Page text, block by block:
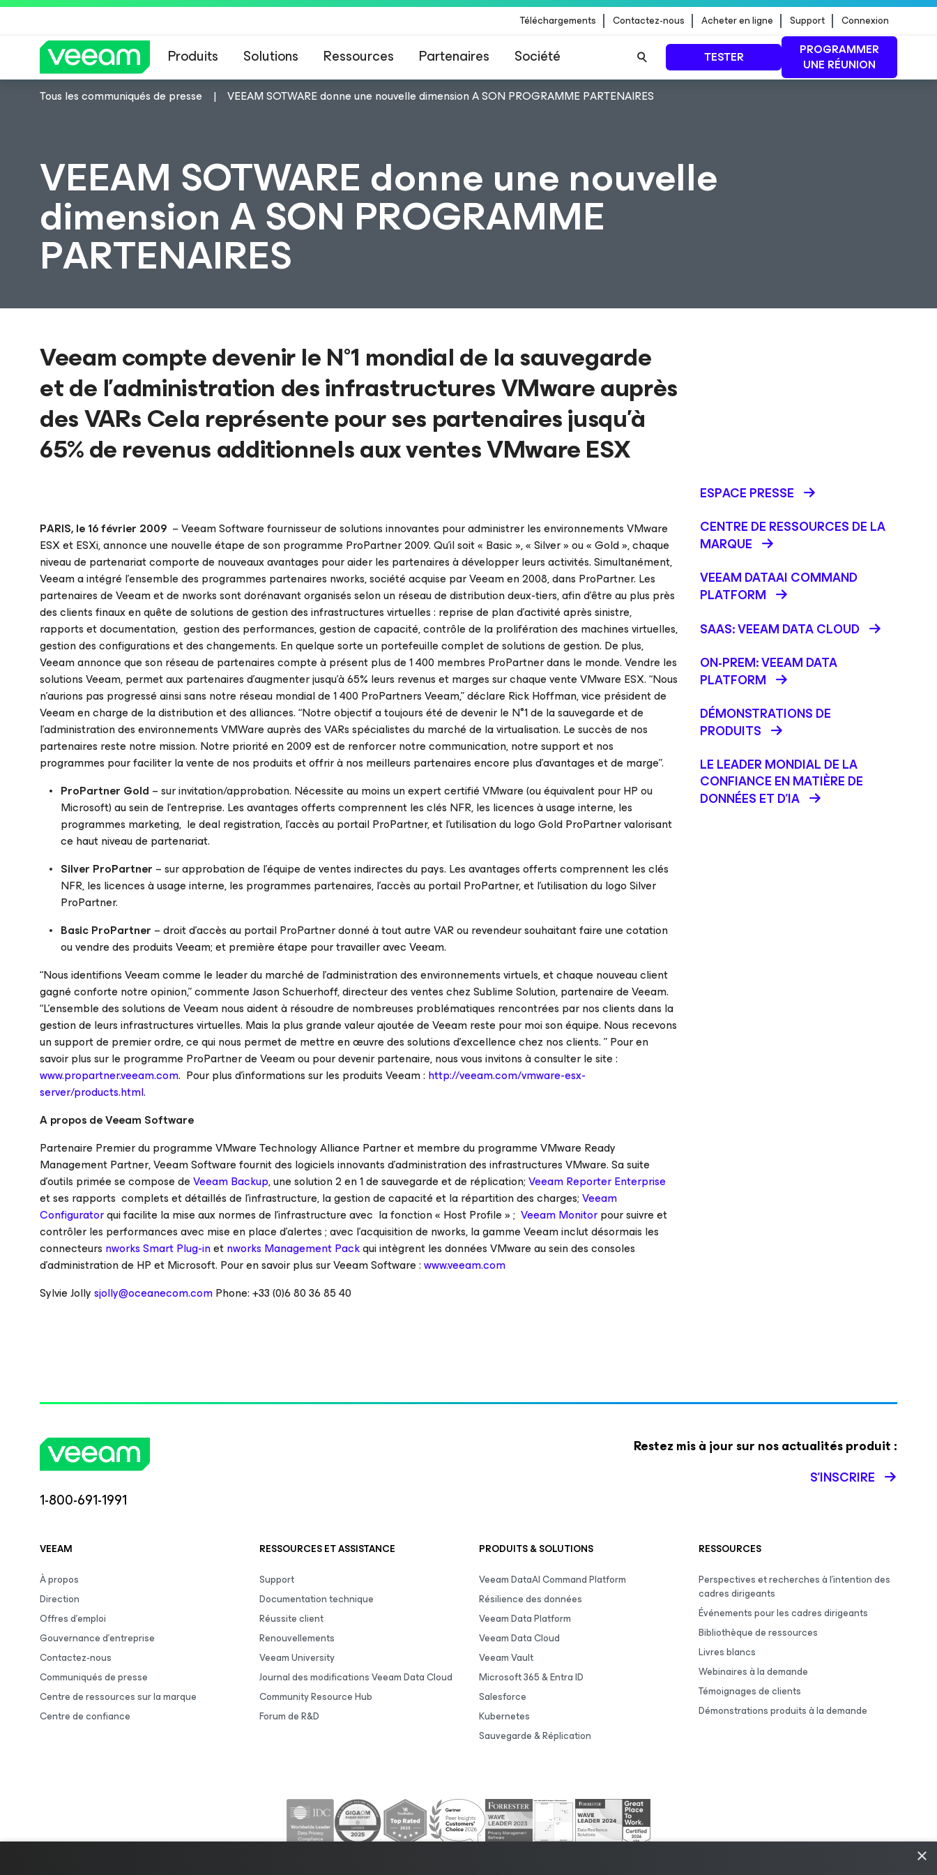
Téléchargements Contactez-nous Acheter en ligne Support Connexion
Produits Solutions Ressources Partenaires Société TESTER
PROGRAMMER
UNE RÉUNION
Tous les communiqués de presse VEEAM SOTWARE donne une nouvelle dimension A SON PROGRAMME PARTENAIRES
VEEAM SOTWARE donne une nouvelle
dimension A SON PROGRAMME
PARTENAIRES
Veeam compte devenir le N°1 mondial de la sauvegarde
et de l’administration des infrastructures VMware auprès
des VARs Cela représente pour ses partenaires jusqu’à
65% de revenus additionnels aux ventes VMware ESX
PARIS, le 16 février 2009 – Veeam Software fournisseur de solutions innovantes pour administrer les environnements VMware
ESX et ESXi, annonce une nouvelle étape de son programme ProPartner 2009. Qu’il soit « Basic », « Silver » ou « Gold », chaque
niveau de partenariat comporte de nouveaux avantages pour aider les partenaires à développer leurs activités. Simultanément,
Veeam a intégré l’ensemble des programmes partenaires nworks, société acquise par Veeam en 2008, dans ProPartner. Les
partenaires de Veeam et de nworks sont dorénavant organisés selon un réseau de distribution deux-tiers, afin d’être au plus près
des clients finaux en quête de solutions de gestion des infrastructures virtuelles : reprise de plan d’activité après sinistre,
rapports et documentation, gestion des performances, gestion de capacité, contrôle de la prolifération des machines virtuelles,
gestion des configurations et des changements. En quelque sorte un portefeuille complet de solutions de gestion. De plus,
Veeam annonce que son réseau de partenaires compte à présent plus de 1 400 membres ProPartner dans le monde. Vendre les
solutions Veeam, permet aux partenaires d’augmenter jusqu’à 65% leurs revenus et marges sur chaque vente VMware ESX. “Nous
n’aurions pas progressé ainsi sans notre réseau mondial de 1 400 ProPartners Veeam,” déclare Rick Hoffman, vice président de
Veeam en charge de la distribution et des alliances. “Notre objectif a toujours été de devenir le N°1 de la sauvegarde et de
l’administration des environnements VMWare auprès des VARs spécialistes du marché de la virtualisation. Le succès de nos
partenaires reste notre mission. Notre priorité en 2009 est de renforcer notre communication, notre support et nos
programmes pour faciliter la vente de nos produits et offrir à nos meilleurs partenaires encore plus d’avantages et de marge”.
ProPartner Gold – sur invitation/approbation. Nécessite au moins un expert certifié VMware (ou équivalent pour HP ou
Microsoft) au sein de l’entreprise. Les avantages offerts comprennent les clés NFR, les licences à usage interne, les
programmes marketing, le deal registration, l’accès au portail ProPartner, et l’utilisation du logo Gold ProPartner valorisant
ce haut niveau de partenariat.
Silver ProPartner – sur approbation de l’équipe de ventes indirectes du pays. Les avantages offerts comprennent les clés
NFR, les licences à usage interne, les programmes partenaires, l’accès au portail ProPartner, et l’utilisation du logo Silver
ProPartner.
Basic ProPartner – droit d’accès au portail ProPartner donné à tout autre VAR ou revendeur souhaitant faire une cotation
ou vendre des produits Veeam; et première étape pour travailler avec Veeam.
“Nous identifions Veeam comme le leader du marché de l’administration des environnements virtuels, et chaque nouveau client
gagné conforte notre opinion,” commente Jason Schuerhoff, directeur des ventes chez Sublime Solution, partenaire de Veeam.
“L’ensemble des solutions de Veeam nous aident à résoudre de nombreuses problématiques rencontrées par nos clients dans la
gestion de leurs infrastructures virtuelles. Mais la plus grande valeur ajoutée de Veeam reste pour moi son équipe. Nous recevons
un support de premier ordre, ce qui nous permet de mettre en œuvre des solutions d’excellence chez nos clients. ” Pour en
savoir plus sur le programme ProPartner de Veeam ou pour devenir partenaire, nous vous invitons à consulter le site :
www.propartner.veeam.com. Pour plus d’informations sur les produits Veeam : http://veeam.com/vmware-esx-
server/products.html.
A propos de Veeam Software
Partenaire Premier du programmeVMware Technology Alliance Partneret membre du programmeVMware Ready
Management Partner, Veeam Software fournit des logiciels innovants d’administration des infrastructures VMware. Sa suite
d’outils primée se compose deVeeam Backup, une solution 2 en 1 de sauvegarde et de réplication;Veeam Reporter Enterprise
et ses rapports complets et détaillés de l’infrastructure, la gestion de capacité et la répartition des charges;Veeam
Configuratorqui facilite la mise aux normes de l’infrastructure avec la fonction « Host Profile » ; Veeam Monitorpour suivre et
contrôler les performances avec mise en place d’alertes ; avec l’acquisition de nworks, la gamme Veeam inclut désormais les
connecteurs nworks Smart Plug-inetnworks Management Packqui intègrent les données VMware au sein des consoles
d’administration de HP et Microsoft. Pour en savoir plus sur Veeam Software :www.veeam.com
Sylvie Jollysjolly@oceanecom.comPhone: +33 (0)6 80 36 85 40
ESPACE PRESSE
CENTRE DE RESSOURCES DE LA
MARQUE
VEEAM DATAAI COMMAND
PLATFORM
SAAS: VEEAM DATA CLOUD
ON-PREM: VEEAM DATA
PLATFORM
DÉMONSTRATIONS DE
PRODUITS
LE LEADER MONDIAL DE LA
CONFIANCE EN MATIÈRE DE
DONNÉES ET D'IA
1-800-691-1991
Restez mis à jour sur nos actualités produit :
S’INSCRIRE
VEEAM
À propos
Direction
Offres d’emploi
Gouvernance d’entreprise
Contactez-nous
Communiqués de presse
Centre de ressources sur la marque
Centre de confiance
RESSOURCES ET ASSISTANCE
Support
Documentation technique
Réussite client
Renouvellements
Veeam University
Journal des modifications Veeam Data Cloud
Community Resource Hub
Forum de R&D
PRODUITS & SOLUTIONS
Veeam DataAI Command Platform
Résilience des données
Veeam Data Platform
Veeam Data Cloud
Veeam Vault
Microsoft 365 & Entra ID
Salesforce
Kubernetes
Sauvegarde & Réplication
RESSOURCES
Perspectives et recherches à l’intention des
cadres dirigeants
Événements pour les cadres dirigeants
Bibliothèque de ressources
Livres blancs
Webinaires à la demande
Témoignages de clients
Démonstrations produits à la demande
×